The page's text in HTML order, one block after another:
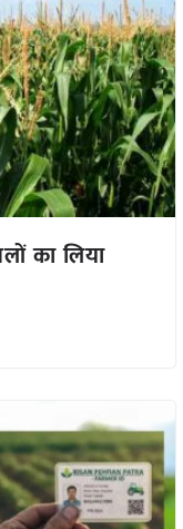
का लिया